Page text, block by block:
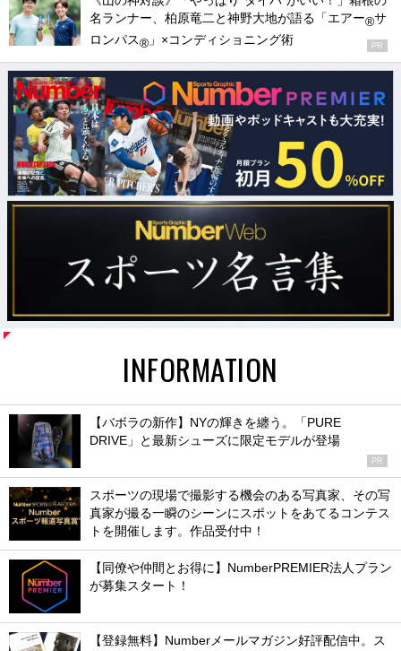
名ランナー、柏原竜二と神野大地が語る「エアー®サ
ロンパス® 」×コンディショニング術 PR
INFORMATION
【バボラの新作】NYの輝きを纏う。「PURE
DRIVE」と最新シューズに限定モデルが登場
PR
スポーツの現場で撮影する機会のある写真家、その写
真家が撮る一瞬のシーンにスポットをあてるコンテス
トを開催します。作品受付中！
【同僚や仲間とお得に】NumberPREMIER法人プラン
が募集スタート！
【登録無料】Numberメールマガジン好評配信中。ス